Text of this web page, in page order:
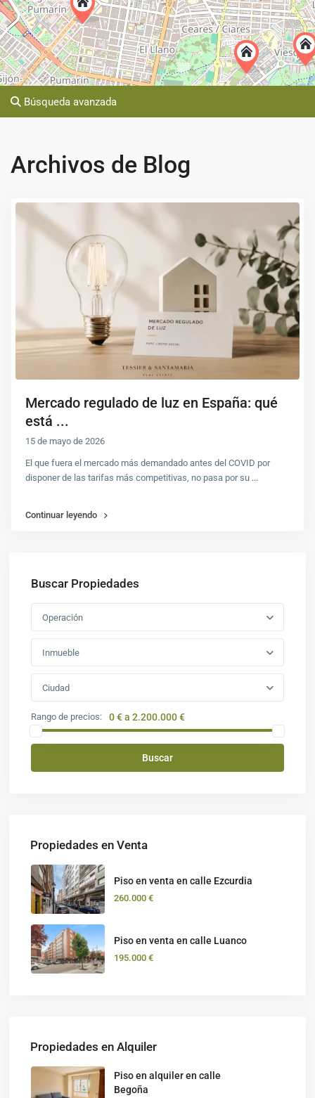
Búsqueda avanzada
Archivos de Blog
Mercado regulado de luz en España: qué
está ...
15 de mayo de 2026
El que fuera el mercado más demandado antes del COVID por
disponer de las tarifas más competitivas, no pasa por su ...
Continuar leyendo
Buscar Propiedades
Operación
Inmueble
Ciudad
Rango de precios: 0 € a 2.200.000 €
Buscar
Propiedades en Venta
Piso en venta en calle Ezcurdia
260.000 €
Piso en venta en calle Luanco
195.000 €
Propiedades en Alquiler
Piso en alquiler en calle
Begoña